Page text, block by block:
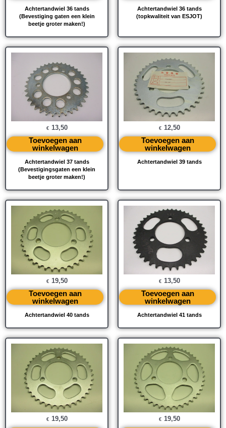
Achtertandwiel 36 tands
(Bevestiging gaten een klein
beetje groter maken!)
Achtertandwiel 36 tands
(topkwaliteit van ESJOT)
Achtertandwiel 37 tands
(Bevestigingsgaten een klein
beetje groter maken!)
€ 13,50
Toevoegen aan
winkelwagen
Achtertandwiel 39 tands
€ 12,50
Toevoegen aan
winkelwagen
Achtertandwiel 40 tands
€ 19,50
Toevoegen aan
winkelwagen
Achtertandwiel 41 tands
€ 13,50
Toevoegen aan
winkelwagen
€ 19,50 € 19,50